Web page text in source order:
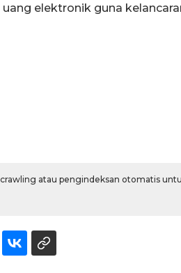
elektronik guna
atau pengindeksan otomatis
1 Juni 2026 05:47